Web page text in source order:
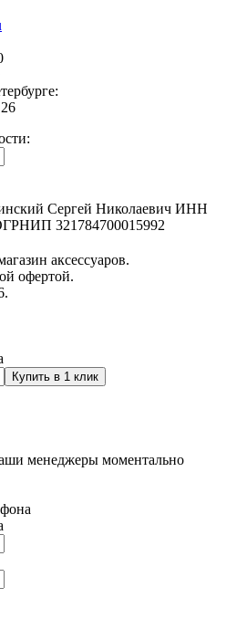
Сергей Николаевич ИНН
321784700015992
аксессуаров.
офертой.
Купить в 1 клик
менеджеры моментально